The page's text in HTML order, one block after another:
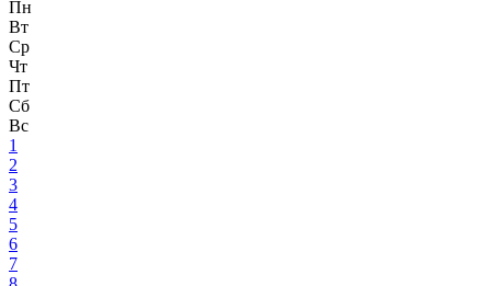
Пн
Вт
Ср
Чт
Пт
Сб
Вс
1
2
3
4
5
6
7